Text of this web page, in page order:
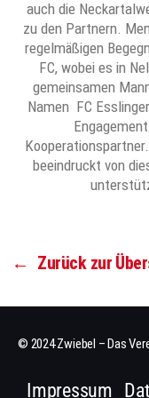
auch die
zu den Partnern.
regelmäßigen
FC, wobei es in
gemeinsamen
Namen FC
beeindruckt von
← Zurück zur
© 2024 Zwiebel – Das
Impressum